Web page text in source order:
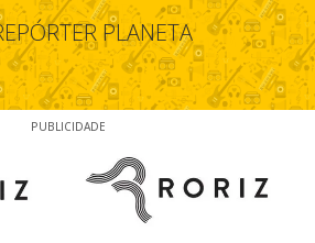
PLANETA
PUBLICIDADE